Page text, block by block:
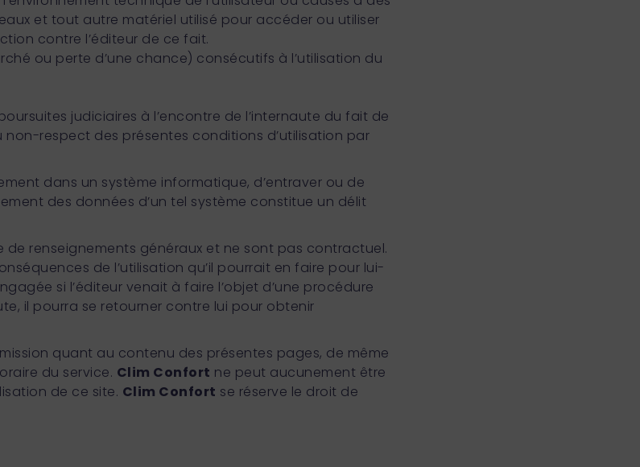
et tout autre matériel utilisé pour accéder ou utiliser
contre l’éditeur de ce fait.
ou perte d’une chance) consécutifs à l’utilisation du
judiciaires à l’encontre de l’internaute du fait de
respect des présentes conditions d’utilisation par
dans un système informatique, d’entraver ou de
des données d’un tel système constitue un délit
renseignements généraux et ne sont pas contractuel.
de l’utilisation qu’il pourrait en faire pour lui-
si l’éditeur venait à faire l’objet d’une procédure
il pourra se retourner contre lui pour obtenir
quant au contenu des présentes pages, de même
du service. Clim Confort ne peut aucunement être
de ce site. Clim Confort se réserve le droit de